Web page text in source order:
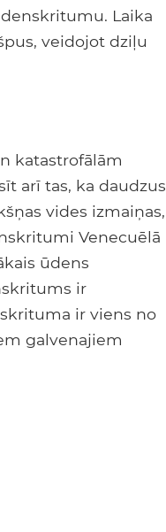
Laika
veidojot dziļu
katastrofālām
arī tas, ka daudzus
vides izmaiņas,
Venecuēlā
ūdens
ir
ir viens no
galvenajiem